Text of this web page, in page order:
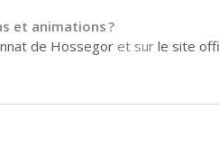
et animations ?
de Hossegor et sur le site